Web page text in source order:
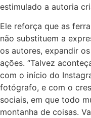
estimulado a autoria
Ele reforça que as
não substituem a
os autores, expandir
ações. “Talvez
com o início do
fotógrafo, e com o
sociais, em que todo
montanha de coisas.